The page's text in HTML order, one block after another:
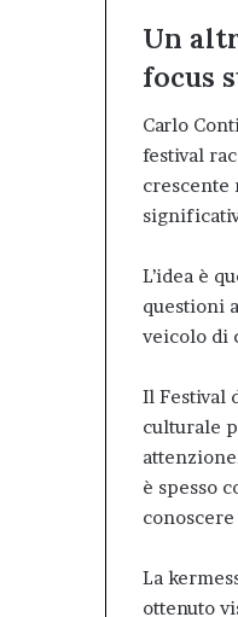
Un
focus
Carlo
festival
crescente
L’idea è
questioni
veicolo di
Il Festival
culturale
è spesso
La
ottenuto